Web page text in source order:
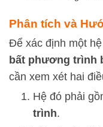
Phân tích và
Để xác định một
bất phương trình
cần xem xét hai
Hệ đó phải
trình.